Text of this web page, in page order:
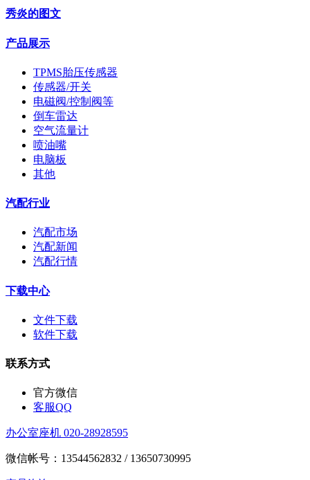
秀炎的图文
产品展示
TPMS胎压传感器
传感器/开关
电磁阀/控制阀等
倒车雷达
空气流量计
喷油嘴
电脑板
其他
汽配行业
汽配市场
汽配新闻
汽配行情
下载中心
文件下载
软件下载
联系方式
官方微信
客服QQ
办公室座机 020-28928595
微信帐号：13544562832 / 13650730995